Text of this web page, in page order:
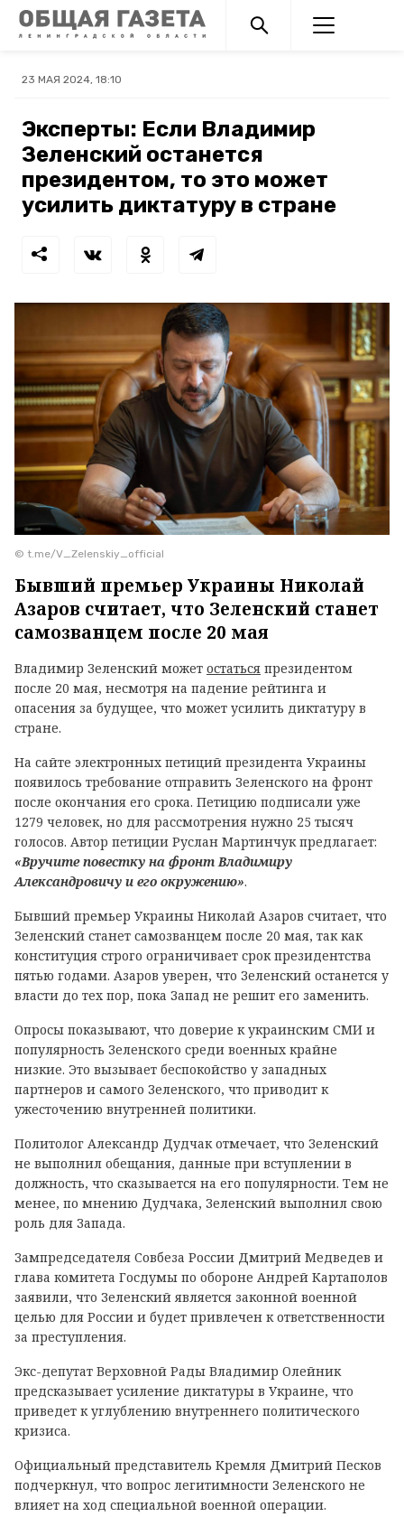
23 МАЯ 2024, 18:10
Эксперты: Если Владимир
Зеленский останется
президентом, то это может
усилить диктатуру в стране
© t.me/V_Zelenskiy_official
Бывший премьер Украины Николай
Азаров считает, что Зеленский станет
самозванцем после 20 мая
Владимир Зеленский может остаться президентом
после 20 мая, несмотря на падение рейтинга и
опасения за будущее, что может усилить диктатуру в
стране.
На сайте электронных петиций президента Украины
появилось требование отправить Зеленского на фронт
после окончания его срока. Петицию подписали уже
1279 человек, но для рассмотрения нужно 25 тысяч
голосов. Автор петиции Руслан Мартинчук предлагает:
«Вручите повестку на фронт Владимиру
Александровичу и его окружению».
Бывший премьер Украины Николай Азаров считает, что
Зеленский станет самозванцем после 20 мая, так как
конституция строго ограничивает срок президентства
пятью годами. Азаров уверен, что Зеленский останется у
власти до тех пор, пока Запад не решит его заменить.
Опросы показывают, что доверие к украинским СМИ и
популярность Зеленского среди военных крайне
низкие. Это вызывает беспокойство у западных
партнеров и самого Зеленского, что приводит к
ужесточению внутренней политики.
Политолог Александр Дудчак отмечает, что Зеленский
не выполнил обещания, данные при вступлении в
должность, что сказывается на его популярности. Тем не
менее, по мнению Дудчака, Зеленский выполнил свою
роль для Запада.
Зампредседателя Совбеза России Дмитрий Медведев и
глава комитета Госдумы по обороне Андрей Картаполов
заявили, что Зеленский является законной военной
целью для России и будет привлечен к ответственности
за преступления.
Экс-депутат Верховной Рады Владимир Олейник
предсказывает усиление диктатуры в Украине, что
приведет к углублению внутреннего политического
кризиса.
Официальный представитель Кремля Дмитрий Песков
подчеркнул, что вопрос легитимности Зеленского не
влияет на ход специальной военной операции.